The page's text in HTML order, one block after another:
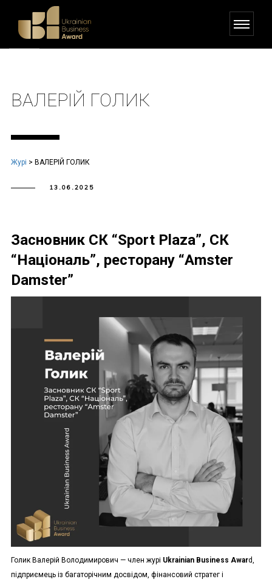
ВАЛЕРІЙ ГОЛИК
Журі > ВАЛЕРІЙ ГОЛИК
13.06.2025
Засновник СК “Sport Plaza”, СК
“Національ”, ресторану “Amster
Damster”
Голик Валерій Володимирович — член журі Ukrainian Business Award,
підприємець із багаторічним досвідом, фінансовий стратег і